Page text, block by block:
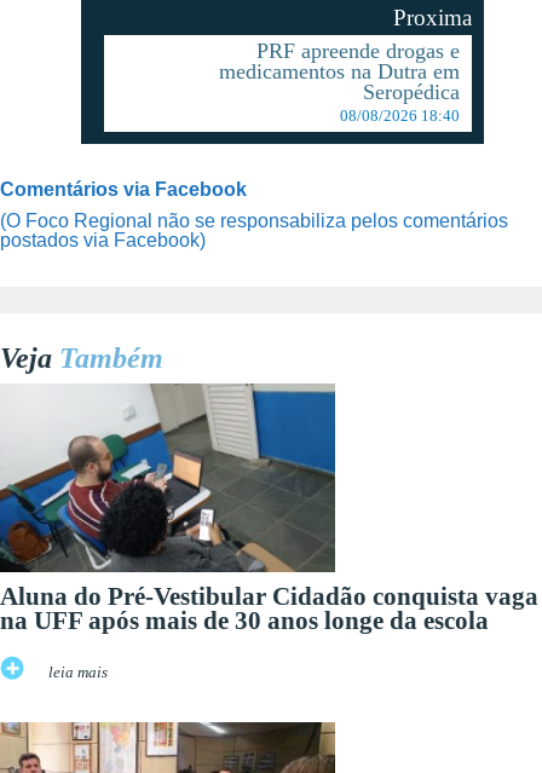
Proxima
PRF apreende drogas e
medicamentos na Dutra em
Seropédica
08/08/2026 18:40
Comentários via Facebook
(O Foco Regional não se responsabiliza pelos comentários
postados via Facebook)
Veja Também
Aluna do Pré-Vestibular Cidadão conquista vaga
na UFF após mais de 30 anos longe da escola
leia mais